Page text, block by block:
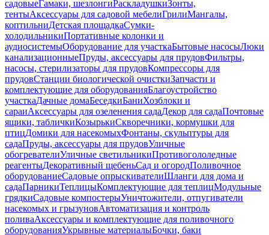
садовыеГамаки, шезлонгиРаскладушкиЗонты,
тентыАксессуары для садовой мебелиГрилиМангалы,
коптильниДетская площадкаСумки-
холодильникиПортативные колонки и
аудиосистемыОборудование для участкаБытовые насосыЛюки
канализационныеПруды, аксессуары для прудовФильтры,
насосы, стерилизаторы для прудовКомпрессоры для
прудовСтанции биологической очисткиЗапчасти и
комплектующие для оборудованияБлагоустройство
участкаДачные домаБеседкиБаниХозблоки и
сараиАксессуары для озеленения садаДекор для садаПочтовые
ящики, табличкиКозырькиСкворечники, кормушки для
птицДомики для насекомыхФонтаны, скульптуры для
садаПруды, аксессуары для прудовУличные
обогревателиУличные светильникиПротивогололедные
реагентыДекоративный щебеньСад и огородПоливочное
оборудованиеСадовые опрыскивателиШланги для дома и
садаПарникиТеплицыКомплектующие для теплицМодульные
грядкиСадовые компостерыУничтожители, отпугиватели
насекомых и грызуновАвтоматизация и контроль
поливаАксессуары и комплектующие для поливочного
оборудованияУкрывные материалыБочки, баки